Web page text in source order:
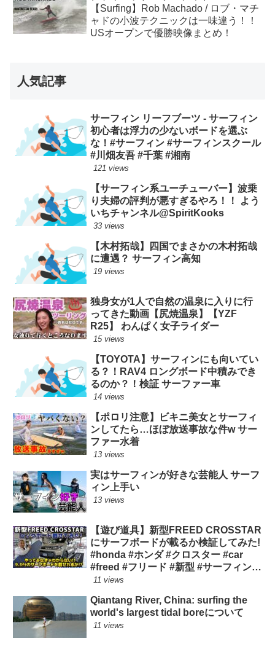
【Surfing】Rob Machado / ロブ・マチ
ャドの小波テクニックは一味違う！！
USオープンで優勝映像まとめ！
人気記事
サーフィン リーフブーツ - サーフィン
初心者は浮力の少ないボードを選ぶ
な！#サーフィン #サーフィンスクール
#川畑友吾 #千葉 #湘南
121 views
【サーフィン系ユーチューバー】波乗
り夫婦の評判が悪すぎるやろ！！ よう
いちチャンネル@SpiritKooks
33 views
【木村拓哉】四国でまさかの木村拓哉
に遭遇？ サーフィン高知
19 views
独身女が1人で自然の温泉に入りに行
ってきた動画【尻焼温泉】【YZF
R25】 わんぱく女子ライダー
15 views
【TOYOTA】サーフィンにも向いてい
る？！RAV4 ロングボード中積みでき
るのか？！検証 サーファー車
14 views
【ポロリ注意】ビキニ美女とサーフィ
ンしてたら…ほぼ放送事故な件w サー
ファー水着
13 views
実はサーフィンが好きな芸能人 サーフ
ィン上手い
13 views
【遊び道具】新型FREED CROSSTAR
にサーフボードが載るか検証してみた!
#honda #ホンダ #クロスター #car
#freed #フリード #新型 #サーフィン
ロングボード
11 views
Qiantang River, China: surfing the
world's largest tidal boreについて
11 views